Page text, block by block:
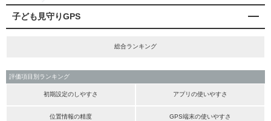
子ども見守りGPS
総合ランキング
評価項目別ランキング
初期設定のしやすさ アプリの使いやすさ
位置情報の精度 GPS端末の使いやすさ